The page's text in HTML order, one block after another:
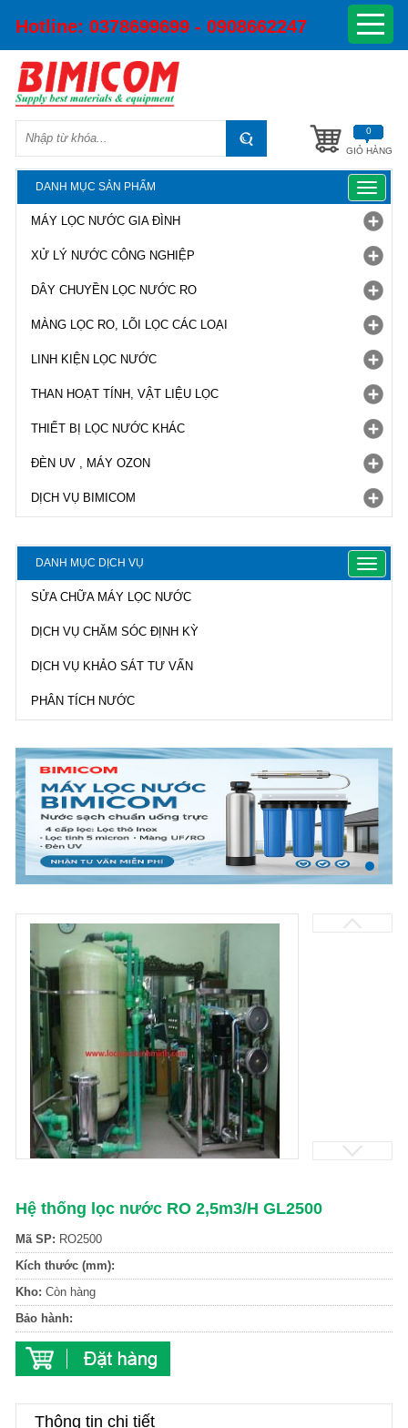
Hotline: 0378699699 - 0908662247
GIỎ HÀNG
0
DANH MỤC SẢN PHẨM
Toggle
MÁY LỌC NƯỚC GIA ĐÌNH
XỬ LÝ NƯỚC CÔNG NGHIỆP
DÂY CHUYỀN LỌC NƯỚC RO
MÀNG LỌC RO, LÕI LỌC CÁC LOẠI
LINH KIỆN LỌC NƯỚC
THAN HOẠT TÍNH, VẬT LIỆU LỌC
THIẾT BỊ LỌC NƯỚC KHÁC
ĐÈN UV , MÁY OZON
DỊCH VỤ BIMICOM
DANH MỤC DỊCH VỤ
Toggle
SỬA CHỮA MÁY LỌC NƯỚC
DỊCH VỤ CHĂM SÓC ĐỊNH KỲ
DỊCH VỤ KHẢO SÁT TƯ VẤN
PHÂN TÍCH NƯỚC
Hệ thống lọc nước RO 2,5m3/H GL2500
Mã SP: RO2500
Kích thước (mm):
Kho: Còn hàng
Bảo hành:
Thông tin chi tiết